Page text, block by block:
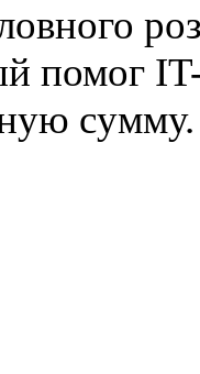
помог